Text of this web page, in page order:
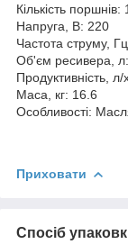
Кількість поршнів: 1
Напруга, В: 220
Частота струму,
Об'єм ресивера,
Продуктивність,
Маса, кг: 16.6
Особливості:
Приховати
Спосіб